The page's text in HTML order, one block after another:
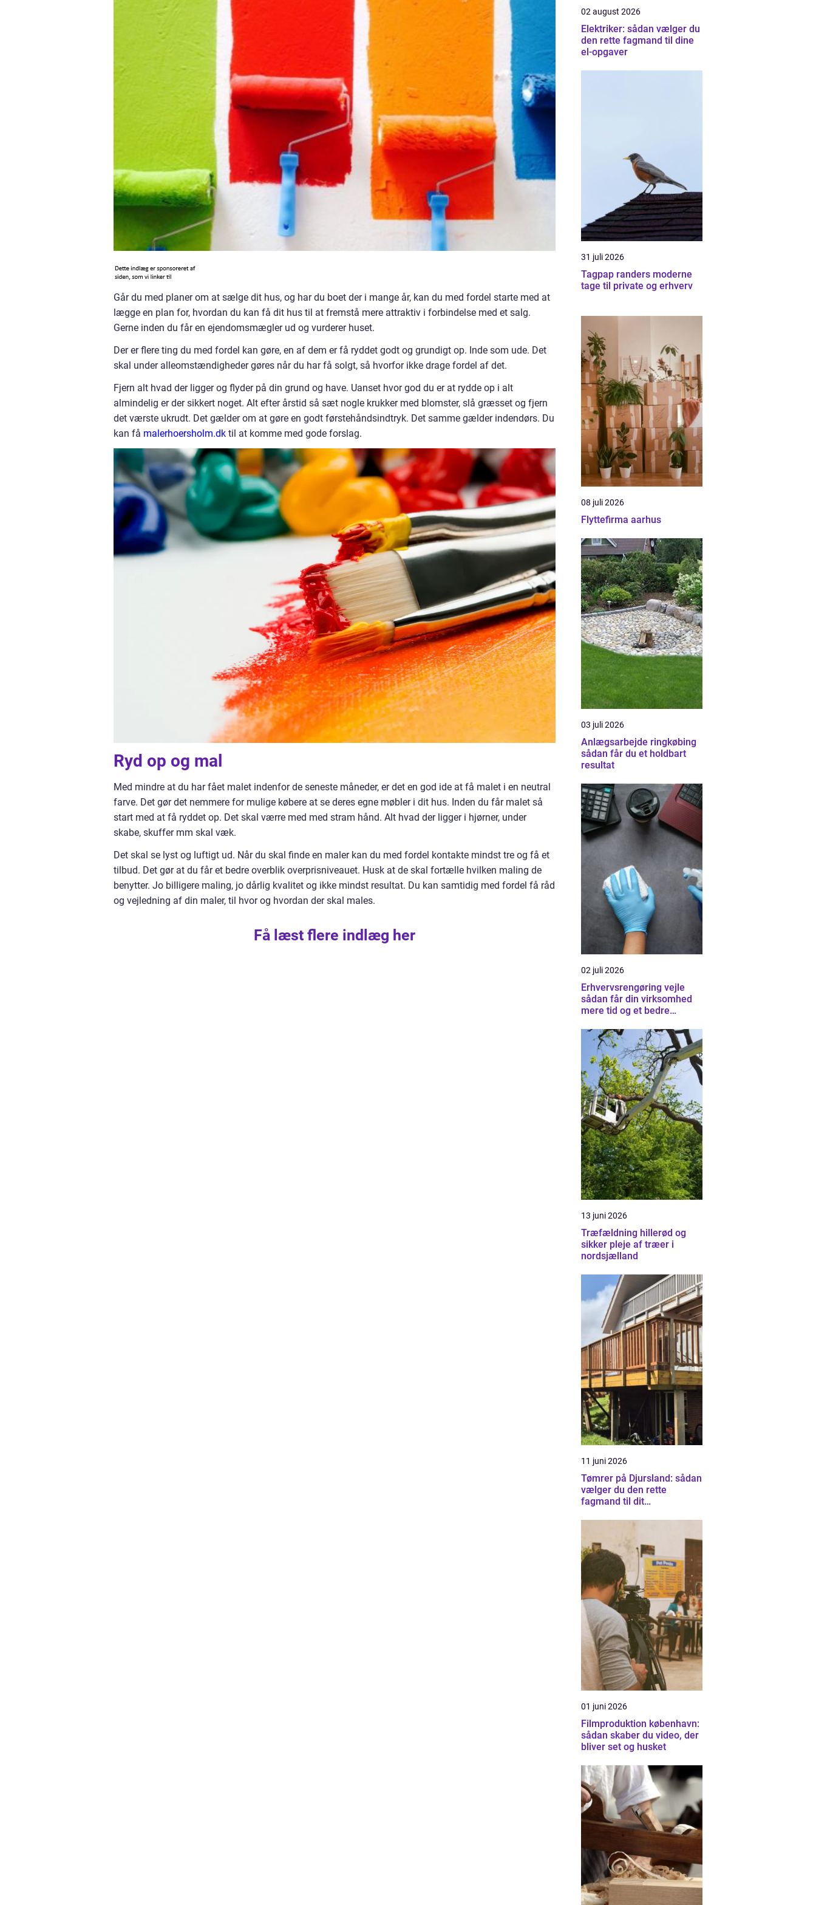
Går du med planer om at sælge dit hus, og har du boet der i mange år, kan du med fordel starte med at
lægge en plan for, hvordan du kan få dit hus til at fremstå mere attraktiv i forbindelse med et salg.
Gerne inden du får en ejendomsmægler ud og vurderer huset.
Der er flere ting du med fordel kan gøre, en af dem er få ryddet godt og grundigt op. Inde som ude. Det
skal under alleomstændigheder gøres når du har få solgt, så hvorfor ikke drage fordel af det.
Fjern alt hvad der ligger og flyder på din grund og have. Uanset hvor god du er at rydde op i alt
almindelig er der sikkert noget. Alt efter årstid så sæt nogle krukker med blomster, slå græsset og fjern
det værste ukrudt. Det gælder om at gøre en godt førstehåndsindtryk. Det samme gælder indendørs. Du
kan få malerhoersholm.dk til at komme med gode forslag.
Ryd op og mal
Med mindre at du har fået malet indenfor de seneste måneder, er det en god ide at få malet i en neutral
farve. Det gør det nemmere for mulige købere at se deres egne møbler i dit hus. Inden du får malet så
start med at få ryddet op. Det skal værre med med stram hånd. Alt hvad der ligger i hjørner, under
skabe, skuffer mm skal væk.
Det skal se lyst og luftigt ud. Når du skal finde en maler kan du med fordel kontakte mindst tre og få et
tilbud. Det gør at du får et bedre overblik overprisniveauet. Husk at de skal fortælle hvilken maling de
benytter. Jo billigere maling, jo dårlig kvalitet og ikke mindst resultat. Du kan samtidig med fordel få råd
og vejledning af din maler, til hvor og hvordan der skal males.
Få læst flere indlæg her
02 august 2026
Elektriker: sådan vælger du
den rette fagmand til dine
el-opgaver
31 juli 2026
Tagpap randers moderne
tage til private og erhverv
08 juli 2026
Flyttefirma aarhus
03 juli 2026
Anlægsarbejde ringkøbing
sådan får du et holdbart
resultat
02 juli 2026
Erhvervsrengøring vejle
sådan får din virksomhed
mere tid og et bedre
13 juni 2026
Træfældning hillerød og
sikker pleje af træer i
nordsjælland
11 juni 2026
Tømrer på Djursland: sådan
vælger du den rette
fagmand til dit
01 juni 2026
Filmproduktion københavn:
sådan skaber du video, der
bliver set og husket